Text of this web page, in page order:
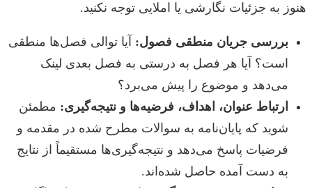
هنوز به جزئیات نگارشی یا املایی توجه نکنید.
بررسی جریان منطقی فصول: آیا توالی فصل‌ها منطقی
است؟ آیا هر فصل به درستی به فصل بعدی لینک
می‌دهد و موضوع را پیش می‌برد؟
ارتباط عنوان، اهداف، فرضیه‌ها و نتیجه‌گیری: مطمئن
شوید که پایان‌نامه به سوالات مطرح شده در مقدمه و
فرضیات پاسخ می‌دهد و نتیجه‌گیری‌ها مستقیماً از نتایج
به دست آمده حاصل شده‌اند.